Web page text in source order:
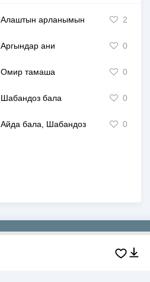
Алаштын арланымын 2
Аргындар ани 0
Омир тамаша 0
Шабандоз бала 0
Айда бала, Шабандоз
0